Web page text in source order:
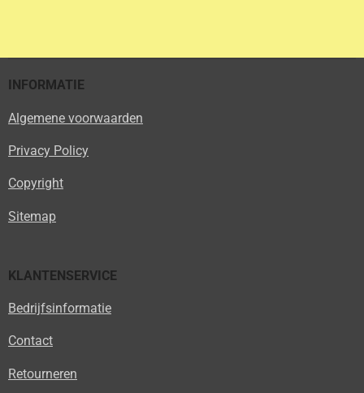
INFORMATIE
Algemene voorwaarden
Privacy Policy
Copyright
Sitemap
KLANTENSERVICE
Bedrijfsinformatie
Contact
Retourneren